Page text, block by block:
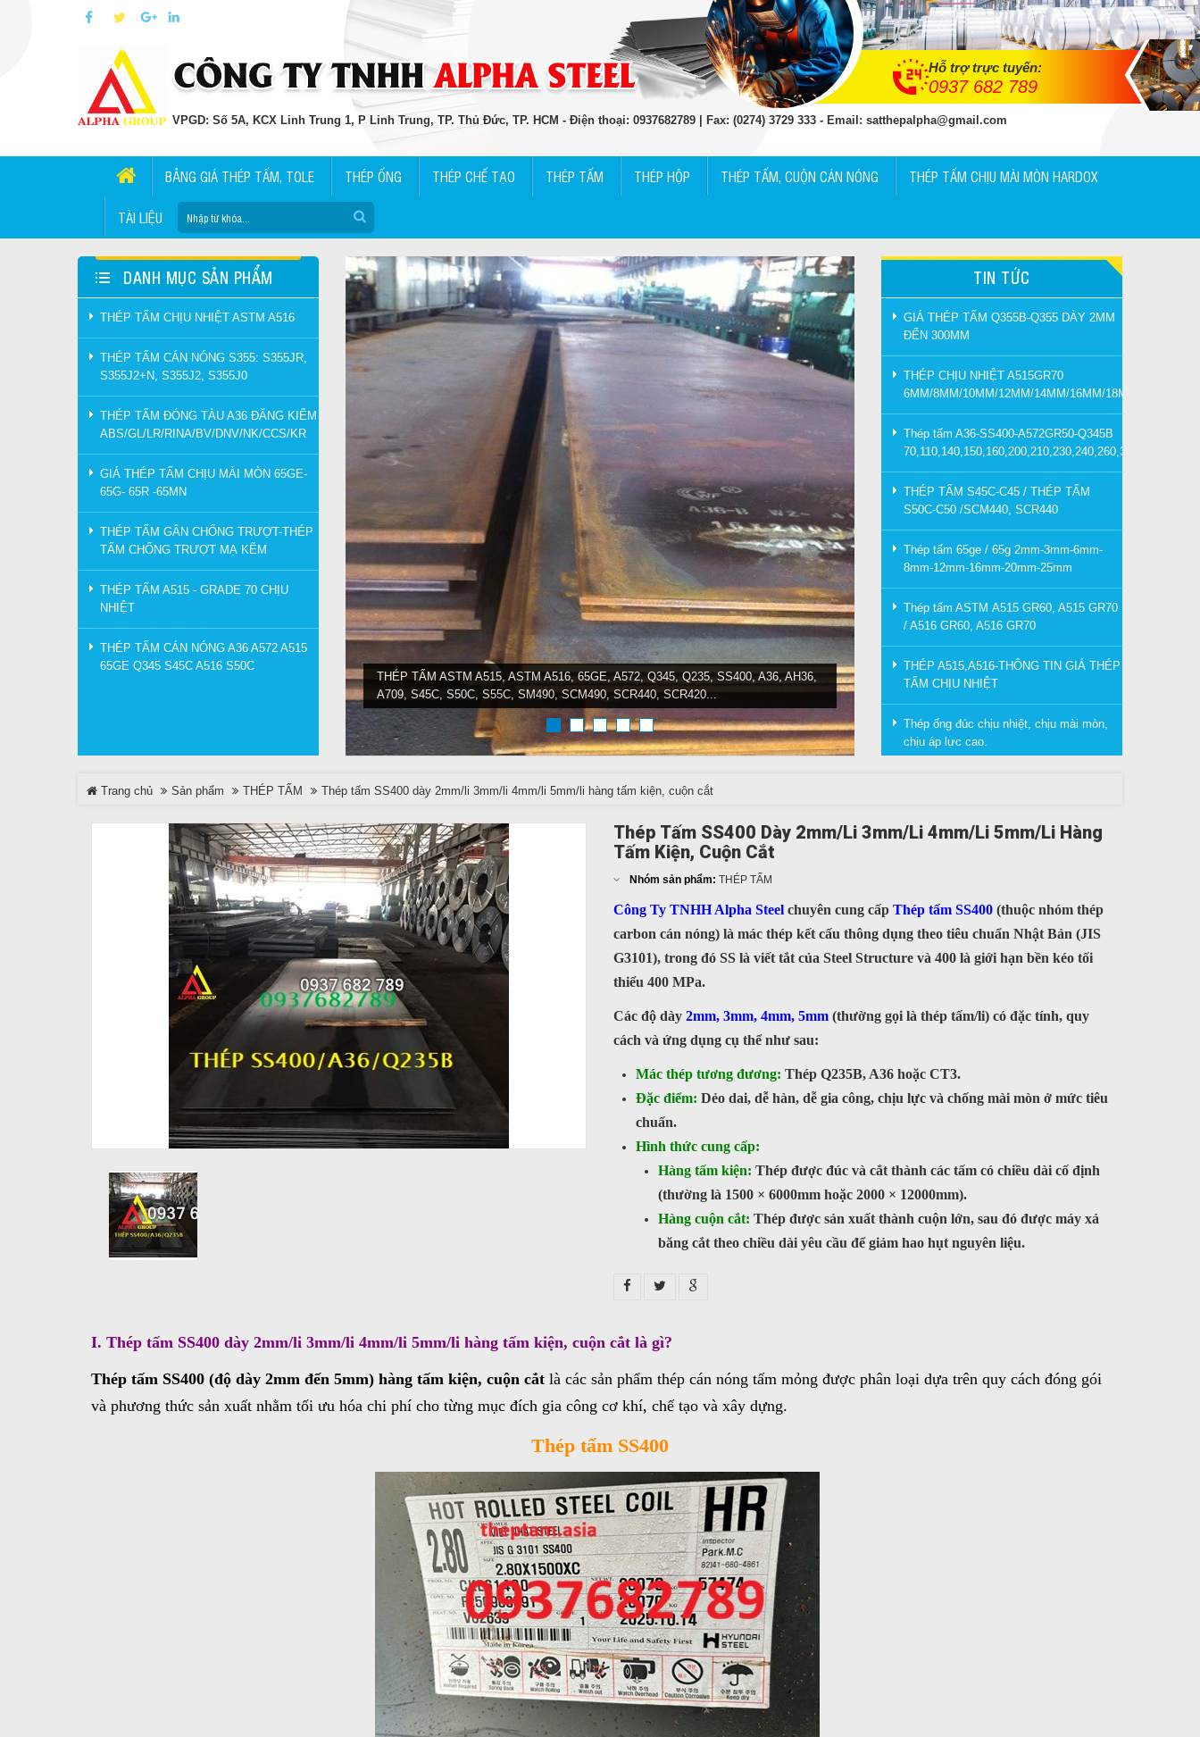
Hỗ trợ trực tuyến:
0937 682 789
VPGD: Số 5A, KCX Linh Trung 1, P Linh Trung, TP. Thủ Đức, TP. HCM - Điện thoại: 0937682789 | Fax: (0274) 3729 333 - Email: satthepalpha@gmail.com
BẢNG GIÁ THÉP TẤM, TOLE THÉP ỐNG THÉP CHẾ TẠO THÉP TẤM THÉP HỘP THÉP TẤM, CUỘN CÁN NÓNG THÉP TẤM CHỊU MÀI MÒN HARDOX
TÀI LIỆU
DANH MỤC SẢN PHẨM
THÉP TẤM CHỊU NHIỆT ASTM A516
THÉP TẤM CÁN NÓNG S355: S355JR,
S355J2+N, S355J2, S355J0
THÉP TẤM ĐÓNG TÀU A36 ĐĂNG KIỂM
ABS/GL/LR/RINA/BV/DNV/NK/CCS/KR
GIÁ THÉP TẤM CHỊU MÀI MÒN 65GE-
65G- 65R -65MN
THÉP TẤM GÂN CHỐNG TRƯỢT-THÉP
TẤM CHỐNG TRƯỢT MẠ KẼM
THÉP TẤM A515 - GRADE 70 CHỊU
NHIỆT
THÉP TẤM CÁN NÓNG A36 A572 A515
65GE Q345 S45C A516 S50C
THÉP TẤM ASTM A515, ASTM A516, 65GE, A572, Q345, Q235, SS400, A36, AH36,
A709, S45C, S50C, S55C, SM490, SCM490, SCR440, SCR420...
TIN TỨC
GIÁ THÉP TẤM Q355B-Q355 DÀY 2MM
ĐẾN 300MM
THÉP CHỊU NHIỆT A515GR70
6MM/8MM/10MM/12MM/14MM/16MM/18MM/20MM
Thép tấm A36-SS400-A572GR50-Q345B
70,110,140,150,160,200,210,230,240,260,300mm
THÉP TẤM S45C-C45 / THÉP TẤM
S50C-C50 /SCM440, SCR440
Thép tấm 65ge / 65g 2mm-3mm-6mm-
8mm-12mm-16mm-20mm-25mm
Thép tấm ASTM A515 GR60, A515 GR70
/ A516 GR60, A516 GR70
THÉP A515,A516-THÔNG TIN GIÁ THÉP
TẤM CHỊU NHIỆT
Thép ống đúc chịu nhiệt, chịu mài mòn,
chịu áp lực cao.
Trang chủ Sản phẩm THÉP TẤM Thép tấm SS400 dày 2mm/li 3mm/li 4mm/li 5mm/li hàng tấm kiện, cuộn cắt
Thép Tấm SS400 Dày 2mm/li 3mm/li 4mm/li 5mm/li Hàng
Tấm Kiện, Cuộn Cắt
Nhóm sản phẩm: THÉP TẤM
Công Ty TNHH Alpha Steel chuyên cung cấp Thép tấm SS400 (thuộc nhóm thép
carbon cán nóng) là mác thép kết cấu thông dụng theo tiêu chuẩn Nhật Bản (JIS
G3101), trong đó SS là viết tắt của Steel Structure và 400 là giới hạn bền kéo tối
thiểu 400 MPa.
Các độ dày 2mm, 3mm, 4mm, 5mm (thường gọi là thép tấm/li) có đặc tính, quy
cách và ứng dụng cụ thể như sau:
Mác thép tương đương: Thép Q235B, A36 hoặc CT3.
Đặc điểm: Dẻo dai, dễ hàn, dễ gia công, chịu lực và chống mài mòn ở mức tiêu
chuẩn.
Hình thức cung cấp:
Hàng tấm kiện: Thép được đúc và cắt thành các tấm có chiều dài cố định
(thường là 1500 × 6000mm hoặc 2000 × 12000mm).
Hàng cuộn cắt: Thép được sản xuất thành cuộn lớn, sau đó được máy xả
băng cắt theo chiều dài yêu cầu để giảm hao hụt nguyên liệu.
I. Thép tấm SS400 dày 2mm/li 3mm/li 4mm/li 5mm/li hàng tấm kiện, cuộn cắt là gì?
Thép tấm SS400 (độ dày 2mm đến 5mm) hàng tấm kiện, cuộn cắt là các sản phẩm thép cán nóng tấm mỏng được phân loại dựa trên quy cách đóng gói
và phương thức sản xuất nhằm tối ưu hóa chi phí cho từng mục đích gia công cơ khí, chế tạo và xây dựng.
Thép tấm SS400